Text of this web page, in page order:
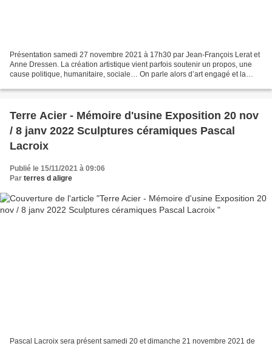
Présentation samedi 27 novembre 2021 à 17h30 par Jean-François Lerat et
Anne Dressen. La création artistique vient parfois soutenir un propos, une
cause politique, humanitaire, sociale… On parle alors d’art engagé et la
Terre Acier - Mémoire d'usine Exposition 20 nov
/ 8 janv 2022 Sculptures céramiques Pascal
Lacroix
Publié le 15/11/2021 à 09:06
Par terres d aligre
Pascal Lacroix sera présent samedi 20 et dimanche 21 novembre 2021 de